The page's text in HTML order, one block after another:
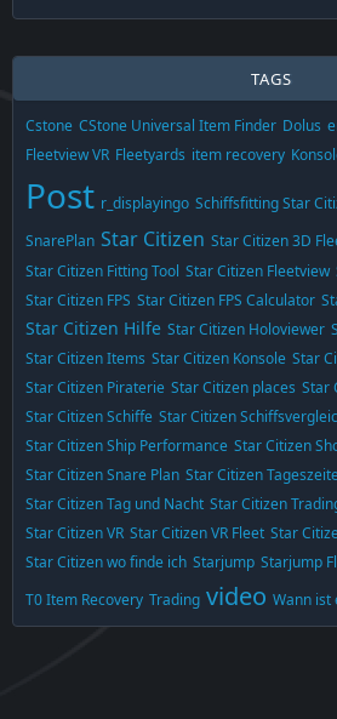
TAGS
Cstone CStone Universal Item Finder Dolus
Fleetview VR Fleetyards item recovery
Post r_displayingo Schiffsfitting Star
SnarePlan Star Citizen Star Citizen 3D
Star Citizen Fitting Tool Star Citizen Fleetview
Star Citizen FPS Star Citizen FPS Calculator
Star Citizen Hilfe Star Citizen Holoviewer
Star Citizen Items Star Citizen Konsole Star
Star Citizen Piraterie Star Citizen places Star
Star Citizen Schiffe Star Citizen
Star Citizen Ship Performance Star Citizen
Star Citizen Snare Plan Star Citizen
Star Citizen Tag und Nacht Star Citizen
Star Citizen VR Star Citizen VR Fleet Star
Star Citizen wo finde ich Starjump Starjump
T0 Item Recovery Trading video Wann ist